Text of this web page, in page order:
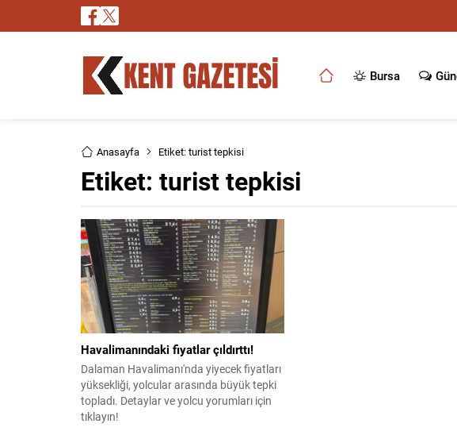
Bursa
Anasayfa Etiket: turist tepkisi
Etiket: turist tepkisi
Havalimanındaki fiyatlar çıldırttı!
Dalaman Havalimanı'nda yiyecek fiyatları
yüksekliği, yolcular arasında büyük tepki
topladı. Detaylar ve yolcu yorumları için
tıklayın!